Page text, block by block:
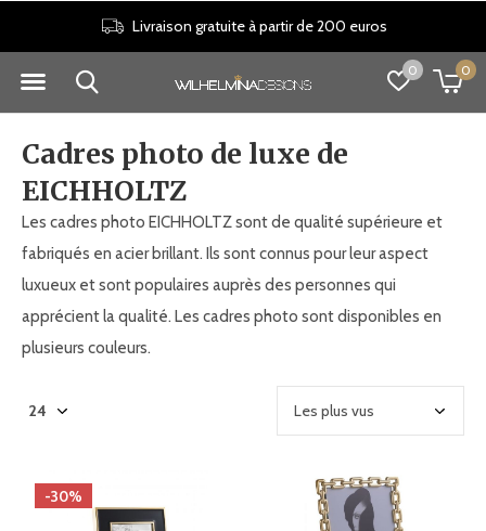
0 0
Politique de retour de 30 jours
Cadres photo de luxe de
EICHHOLTZ
Les cadres photo EICHHOLTZ sont de qualité supérieure et
fabriqués en acier brillant. Ils sont connus pour leur aspect
luxueux et sont populaires auprès des personnes qui
apprécient la qualité. Les cadres photo sont disponibles en
plusieurs couleurs.
-30%